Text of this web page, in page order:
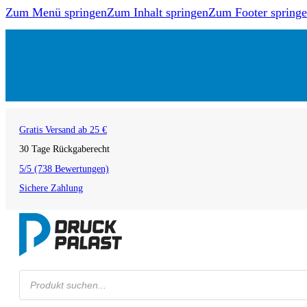
Zum Menü springenZum Inhalt springenZum Footer
Gratis Versand ab 25 €
30 Tage Rückgaberecht
5/5 (738 Bewertungen)
Sichere Zahlung
Products
search